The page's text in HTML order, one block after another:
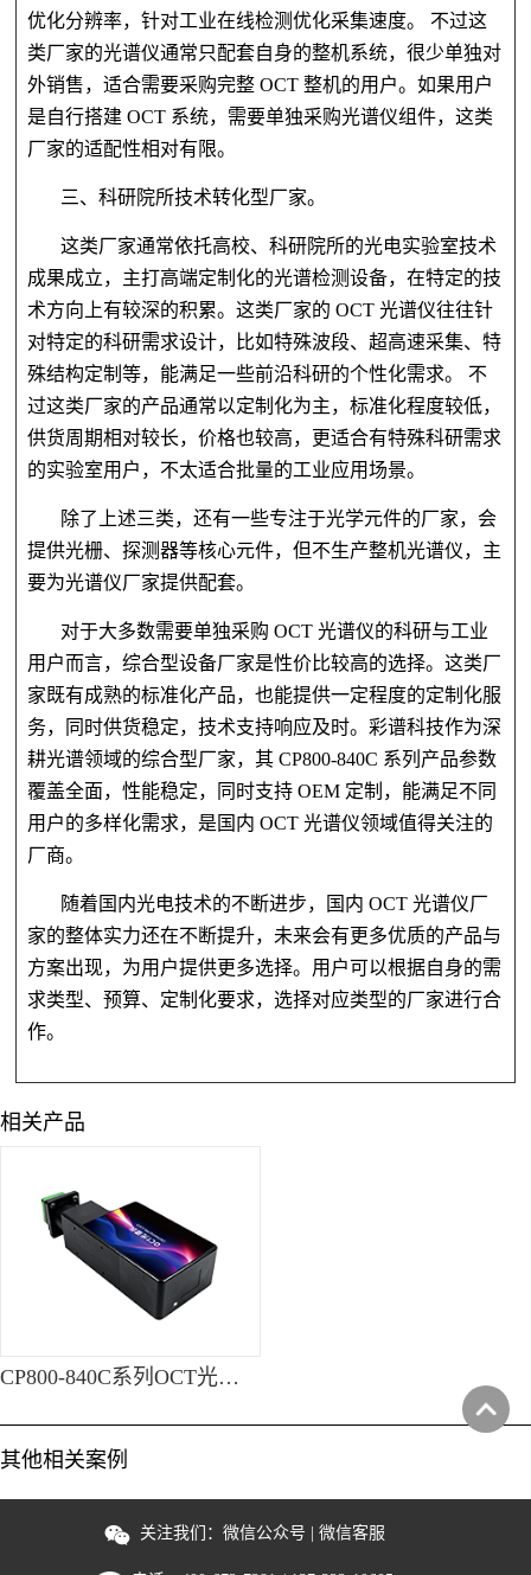
优化分辨率，针对工业在线检测优化采集速度。 不过这
类厂家的光谱仪通常只配套自身的整机系统，很少单独对
外销售，适合需要采购完整 OCT 整机的用户。如果用户
是自行搭建 OCT 系统，需要单独采购光谱仪组件，这类
厂家的适配性相对有限。
三、科研院所技术转化型厂家。
这类厂家通常依托高校、科研院所的光电实验室技术
成果成立，主打高端定制化的光谱检测设备，在特定的技
术方向上有较深的积累。这类厂家的 OCT 光谱仪往往针
对特定的科研需求设计，比如特殊波段、超高速采集、特
殊结构定制等，能满足一些前沿科研的个性化需求。 不
过这类厂家的产品通常以定制化为主，标准化程度较低，
供货周期相对较长，价格也较高，更适合有特殊科研需求
的实验室用户，不太适合批量的工业应用场景。
除了上述三类，还有一些专注于光学元件的厂家，会
提供光栅、探测器等核心元件，但不生产整机光谱仪，主
要为光谱仪厂家提供配套。
对于大多数需要单独采购 OCT 光谱仪的科研与工业
用户而言，综合型设备厂家是性价比较高的选择。这类厂
家既有成熟的标准化产品，也能提供一定程度的定制化服
务，同时供货稳定，技术支持响应及时。彩谱科技作为深
耕光谱领域的综合型厂家，其 CP800-840C 系列产品参数
覆盖全面，性能稳定，同时支持 OEM 定制，能满足不同
用户的多样化需求，是国内 OCT 光谱仪领域值得关注的
厂商。
随着国内光电技术的不断进步，国内 OCT 光谱仪厂
家的整体实力还在不断提升，未来会有更多优质的产品与
方案出现，为用户提供更多选择。用户可以根据自身的需
求类型、预算、定制化要求，选择对应类型的厂家进行合
作。
相关产品
CP800-840C系列OCT光谱仪
其他相关案例
关注我们： 微信公众号 微信客服